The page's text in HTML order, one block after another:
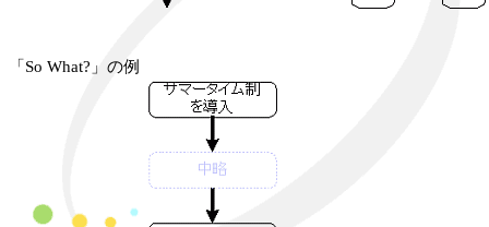
「So What?」の例